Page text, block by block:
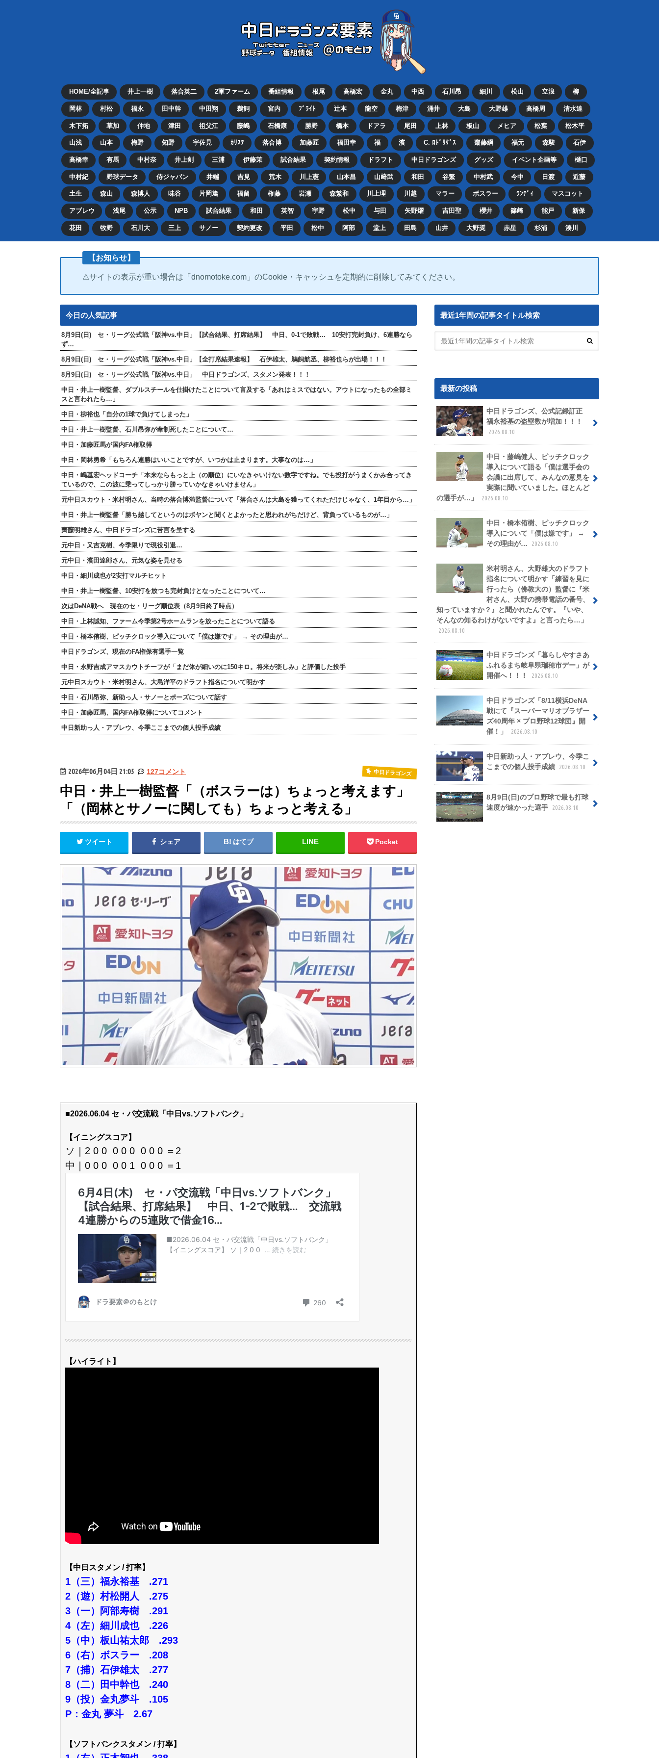
HOME/全記事 井上一樹 落合英二 2軍ファーム 番組情報 根尾 高橋宏 金丸 中西 石川昂 細川 松山 立浪 柳
岡林 村松 福永 田中幹 中田翔 鵜飼 宮内 ﾌﾞﾗｲﾄ 辻本 龍空 梅津 涌井 大島 大野雄 高橋周 清水達
木下拓 草加 仲地 津田 祖父江 藤嶋 石橋康 勝野 橋本 ドアラ 尾田 上林 板山 メヒア 松葉 松木平
山浅 山本 梅野 知野 宇佐見 ｶﾘｽﾃ 落合博 加藤匠 福田幸 福 濱 C. ﾛﾄﾞﾘｹﾞｽ 齋藤綱 福元 森駿 石伊
高橋幸 有馬 中村奈 井上剣 三浦 伊藤茉 試合結果 契約情報 ドラフト 中日ドラゴンズ グッズ イベント企画等 樋口
中村紀 野球データ 侍ジャパン 井端 吉見 荒木 川上憲 山本昌 山﨑武 和田 谷繁 中村武 今中 日渡 近藤
土生 森山 森博人 味谷 片岡篤 福留 権藤 岩瀬 森繁和 川上理 川越 マラー ボスラー ﾗﾝﾃﾞｨ マスコット
アブレウ 浅尾 公示 NPB 試合結果 和田 英智 宇野 松中 与田 矢野燿 吉田聖 櫻井 篠﨑 能戸 新保
花田 牧野 石川大 三上 サノー 契約更改 平田 松中 阿部 堂上 田島 山井 大野奨 赤星 杉浦 湊川
【お知らせ】
⚠サイトの表示が重い場合は「dnomotoke.com」のCookie・キャッシュを定期的に削除してみてください。
今日の人気記事
8月9日(日) セ・リーグ公式戦「阪神vs.中日」【試合結果、打席結果】 中日、0-1で敗戦… 10安打完封負け、6連勝なら
ず…
8月9日(日) セ・リーグ公式戦「阪神vs.中日」【全打席結果速報】 石伊雄太、鵜飼航丞、柳裕也らが出場！！！
8月9日(日) セ・リーグ公式戦「阪神vs.中日」 中日ドラゴンズ、スタメン発表！！！
中日・井上一樹監督、ダブルスチールを仕掛けたことについて言及する「あれはミスではない。アウトになったもの全部ミ
スと言われたら…」
中日・柳裕也「自分の1球で負けてしまった」
中日・井上一樹監督、石川昂弥が牽制死したことについて…
中日・加藤匠馬が国内FA権取得
中日・岡林勇希「もちろん連勝はいいことですが、いつかは止まります。大事なのは…」
中日・嶋基宏ヘッドコーチ「本来ならもっと上（の順位）にいなきゃいけない数字ですね。でも投打がうまくかみ合ってき
ているので、この波に乗ってしっかり勝っていかなきゃいけません」
元中日スカウト・米村明さん、当時の落合博満監督について「落合さんは大島を獲ってくれただけじゃなく、1年目から…」
中日・井上一樹監督「勝ち越してというのはボヤンと聞くとよかったと思われがちだけど、背負っているものが…」
齊藤明雄さん、中日ドラゴンズに苦言を呈する
元中日・又吉克樹、今季限りで現役引退…
元中日・濱田達郎さん、元気な姿を見せる
中日・細川成也が2安打マルチヒット
中日・井上一樹監督、10安打を放つも完封負けとなったことについて…
次はDeNA戦へ 現在のセ・リーグ順位表（8月9日終了時点）
中日・上林誠知、ファーム今季第2号ホームランを放ったことについて語る
中日・橋本侑樹、ピッチクロック導入について「僕は嫌です」 → その理由が…
中日ドラゴンズ、現在のFA権保有選手一覧
中日・永野吉成アマスカウトチーフが「まだ体が細いのに150キロ。将来が楽しみ」と評価した投手
元中日スカウト・米村明さん、大島洋平のドラフト指名について明かす
中日・石川昂弥、新助っ人・サノーとポーズについて話す
中日・加藤匠馬、国内FA権取得についてコメント
中日新助っ人・アブレウ、今季ここまでの個人投手成績
2026年06月04日 21:05 127コメント 中日ドラゴンズ
中日・井上一樹監督「（ボスラーは）ちょっと考えます」
「（岡林とサノーに関しても）ちょっと考える」
ツイート シェア はてブ Pocket
■2026.06.04 セ・パ交流戦「中日vs.ソフトバンク」
【イニングスコア】
ソ｜2 0 0 0 0 0 0 0 0 ＝2
中｜0 0 0 0 0 1 0 0 0 ＝1
【ハイライト】
【中日スタメン / 打率】
1（三）福永裕基 .271
2（遊）村松開人 .275
3（一）阿部寿樹 .291
4（左）細川成也 .226
5（中）板山祐太郎 .293
6（右）ボスラー .208
7（捕）石伊雄太 .277
8（二）田中幹也 .240
9（投）金丸夢斗 .105
P：金丸 夢斗 2.67
【ソフトバンクスタメン / 打率】
最近1年間の記事タイトル検索
最新の投稿
中日ドラゴンズ、公式記録訂正
福永裕基の盗塁数が増加！！！
2026.08.10
中日・藤嶋健人、ピッチクロック
導入について語る「僕は選手会の
会議に出席して、みんなの意見を
実際に聞いていました。ほとんど
の選手が…」
2026.08.10
中日・橋本侑樹、ピッチクロック
導入について「僕は嫌です」 →
その理由が…
2026.08.10
米村明さん、大野雄大のドラフト
指名について明かす「練習を見に
行ったら（佛教大の）監督に『米
村さん、大野の携帯電話の番号、
知っていますか？』と聞かれたんです。『いや、
そんなの知るわけがないですよ』と言ったら…」
2026.08.10
中日ドラゴンズ「暮らしやすさあ
ふれるまち岐阜県瑞穂市デー」が
開催へ！！！
2026.08.10
中日ドラゴンズ「8/11横浜DeNA
戦にて『スーパーマリオブラザー
ズ40周年 × プロ野球12球団』開
催！」
2026.08.10
中日新助っ人・アブレウ、今季こ
こまでの個人投手成績
2026.08.10
8月9日(日)のプロ野球で最も打球
速度が速かった選手
2026.08.10